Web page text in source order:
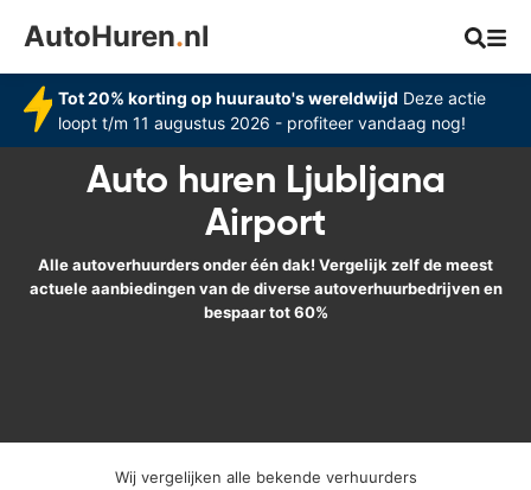
AutoHuren.nl
Tot 20% korting op huurauto's wereldwijd Deze actie
loopt t/m 11 augustus 2026 - profiteer vandaag nog!
Auto huren Ljubljana
Airport
Alle autoverhuurders onder één dak! Vergelijk zelf de meest
actuele aanbiedingen van de diverse autoverhuurbedrijven en
bespaar tot 60%
Wij vergelijken alle bekende verhuurders